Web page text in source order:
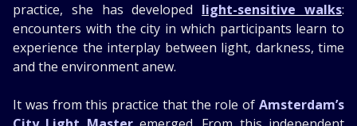
practice, she has developed light-sensitive walks:
encounters with the city in which participants learn to
experience the interplay between light, darkness, time
and the environment anew.
It was from this practice that the role of Amsterdam’s